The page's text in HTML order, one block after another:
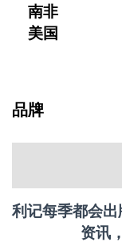
南非
美国
品牌
利记每季都会
资讯